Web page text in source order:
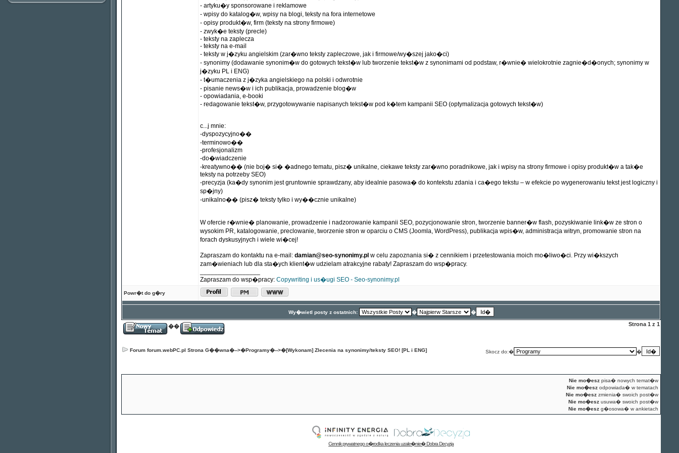
- artyku�y sponsorowane i reklamowe
- wpisy do katalog�w, wpisy na blogi, teksty na fora internetowe
- opisy produkt�w, firm (teksty na strony firmowe)
- zwyk�e teksty (precle)
- teksty na zaplecza
- teksty na e-mail
- teksty w j�zyku angielskim (zar�wno teksty zapleczowe, jak i firmowe/wy�szej jako�ci)
- synonimy (dodawanie synonim�w do gotowych tekst�w lub tworzenie tekst�w z synonimami od podstaw, r�wnie� wielokrotnie zagnie�d�onych; synonimy w
j�zyku PL i ENG)
- t�umaczenia z j�zyka angielskiego na polski i odwrotnie
- pisanie news�w i ich publikacja, prowadzenie blog�w
- opowiadania, e-booki
- redagowanie tekst�w, przygotowywanie napisanych tekst�w pod k�tem kampanii SEO (optymalizacja gotowych tekst�w)
c...j mnie:
-dyspozycyjno��
-terminowo��
-profesjonalizm
-do�wiadczenie
-kreatywno�� (nie boj� si� �adnego tematu, pisz� unikalne, ciekawe teksty zar�wno poradnikowe, jak i wpisy na strony firmowe i opisy produkt�w a tak�e
teksty na potrzeby SEO)
-precyzja (ka�dy synonim jest gruntownie sprawdzany, aby idealnie pasowa� do kontekstu zdania i ca�ego tekstu – w efekcie po wygenerowaniu tekst jest logiczny i
sp�jny)
-unikalno�� (pisz� teksty tylko i wy��cznie unikalne)
W ofercie r�wnie� planowanie, prowadzenie i nadzorowanie kampanii SEO, pozycjonowanie stron, tworzenie banner�w flash, pozyskiwanie link�w ze stron o
wysokim PR, katalogowanie, preclowanie, tworzenie stron w oparciu o CMS (Joomla, WordPress), publikacja wpis�w, administracja witryn, promowanie stron na
forach dyskusyjnych i wiele wi�cej!
Zapraszam do kontaktu na e-mail: damian@seo-synonimy.pl w celu zapoznania si� z cennikiem i przetestowania moich mo�liwo�ci. Przy wi�kszych
zam�wieniach lub dla sta�ych klient�w udzielam atrakcyjne rabaty! Zapraszam do wsp�pracy.
Zapraszam do wsp�pracy: Copywriting i us�ugi SEO - Seo-synonimy.pl
Powr�t do g�ry
Wy�wietl posty z ostatnich: � �
�� Strona 1 z 1
Forum forum.webPC.pl Strona G��wna�-->�Programy�-->�[Wykonam] Zlecenia na synonimy/teksty SEO! [PL i ENG] Skocz do:� �
Nie mo�esz pisa� nowych temat�w
Nie mo�esz odpowiada� w tematach
Nie mo�esz zmienia� swoich post�w
Nie mo�esz usuwa� swoich post�w
Nie mo�esz g�osowa� w ankietach
Cennik prywatnego o�rodka leczenia uzale�nie� Dobra Decyzja